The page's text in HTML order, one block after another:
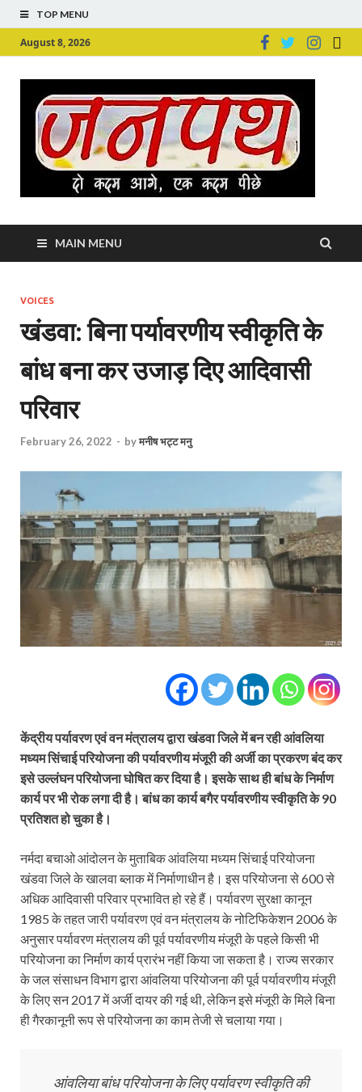
TOP MENU
August 8, 2026
MAIN MENU
VOICES
खंडवा: बिना पर्यावरणीय स्वीकृति के
बांध बना कर उजाड़ दिए आदिवासी
परिवार
February 26, 2022 - byमनीष भट्ट मनु
केंद्रीय पर्यावरण एवं वन मंत्रालय द्वारा खंडवा जिले में बन रही आंवलिया
मध्यम सिंचाई परियोजना की पर्यावरणीय मंजूरी की अर्जी का प्रकरण बंद कर
इसे उल्लंघन परियोजना घोषित कर दिया है। इसके साथ ही बांध के निर्माण
कार्य पर भी रोक लगा दी है। बांध का कार्य बगैर पर्यावरणीय स्वीकृति के 90
प्रतिशत हो चुका है।
नर्मदा बचाओ आंदोलन के मुताबिक आंवलिया मध्यम सिंचाई परियोजना
खंडवा जिले के खालवा ब्लाक में निर्माणाधीन है। इस परियोजना से 600 से
अधिक आदिवासी परिवार प्रभावित हो रहे हैं। पर्यावरण सुरक्षा कानून
1985 के तहत जारी पर्यावरण एवं वन मंत्रालय के नोटिफिकेशन 2006 के
अनुसार पर्यावरण मंत्रालय की पूर्व पर्यावरणीय मंजूरी के पहले किसी भी
परियोजना का निर्माण कार्य प्रारंभ नहीं किया जा सकता है। राज्य सरकार
के जल संसाधन विभाग द्वारा आंवलिया परियोजना की पूर्व पर्यावरणीय मंजूरी
के लिए सन 2017 में अर्जी दायर की गई थी, लेकिन इसे मंजूरी के मिले बिना
ही गैरकानूनी रूप से परियोजना का काम तेजी से चलाया गया।
आंवलिया बांध परियोजना के लिए पर्यावरण स्वीकृति की